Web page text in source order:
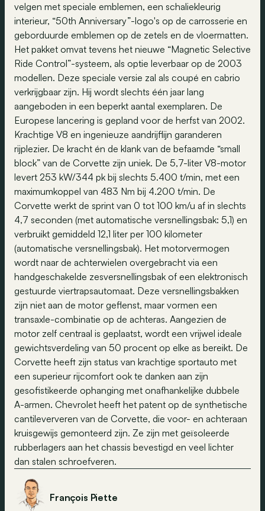
velgen met speciale emblemen, een schaliekleurig
interieur, “50th Anniversary”-logo's op de carrosserie en
geborduurde emblemen op de zetels en de vloermatten.
Het pakket omvat tevens het nieuwe “Magnetic Selective
Ride Control”-systeem, als optie leverbaar op de 2003
modellen. Deze speciale versie zal als coupé en cabrio
verkrijgbaar zijn. Hij wordt slechts één jaar lang
aangeboden in een beperkt aantal exemplaren. De
Europese lancering is gepland voor de herfst van 2002.
Krachtige V8 en ingenieuze aandrijflijn garanderen
rijplezier. De kracht én de klank van de befaamde “small
block” van de Corvette zijn uniek. De 5,7-liter V8-motor
levert 253 kW/344 pk bij slechts 5.400 t/min, met een
maximumkoppel van 483 Nm bij 4.200 t/min. De
Corvette werkt de sprint van 0 tot 100 km/u af in slechts
4,7 seconden (met automatische versnellingsbak: 5,1) en
verbruikt gemiddeld 12,1 liter per 100 kilometer
(automatische versnellingsbak). Het motorvermogen
wordt naar de achterwielen overgebracht via een
handgeschakelde zesversnellingsbak of een elektronisch
gestuurde viertrapsautomaat. Deze versnellingsbakken
zijn niet aan de motor geflenst, maar vormen een
transaxle-combinatie op de achteras. Aangezien de
motor zelf centraal is geplaatst, wordt een vrijwel ideale
gewichtsverdeling van 50 procent op elke as bereikt. De
Corvette heeft zijn status van krachtige sportauto met
een superieur rijcomfort ook te danken aan zijn
gesofistikeerde ophanging met onafhankelijke dubbele
A-armen. Chevrolet heeft het patent op de synthetische
cantileververen van de Corvette, die voor- en achteraan
kruisgewijs gemonteerd zijn. Ze zijn met geïsoleerde
rubberlagers aan het chassis bevestigd en veel lichter
dan stalen schroefveren.
François Piette